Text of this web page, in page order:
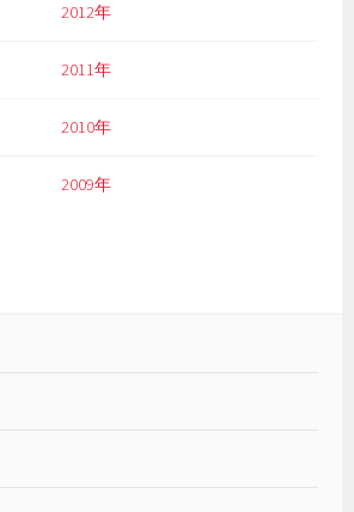
2012年
2011年
2010年
2009年